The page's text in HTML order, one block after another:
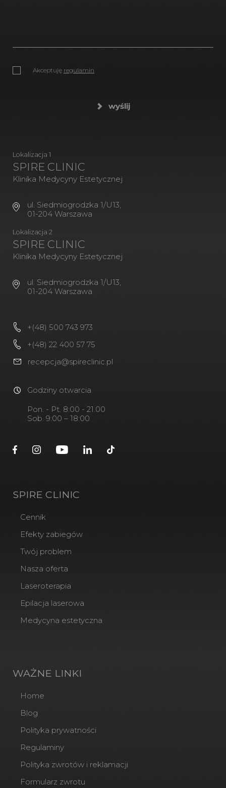
Lokalizacja 1
SPIRE CLINIC
Klinika Medycyny Estetycznej
ul. Siedmiogrodzka 1/U13,
01-204 Warszawa
Lokalizacja 2
SPIRE CLINIC
Klinika Medycyny Estetycznej
ul. Siedmiogrodzka 1/U13,
01-204 Warszawa
+(48) 500 743 973
+(48) 22 400 57 75
recepcja@spireclinic.pl
Godziny otwarcia
Pon. - Pt. 8:00 - 21.00
Sob. 9:00 – 18:00
Akceptuję regulamin
wyślij
SPIRE CLINIC
Cennik
Efekty zabiegów
Twój problem
Nasza oferta
Laseroterapia
Epilacja laserowa
Medycyna estetyczna
WAŻNE LINKI
Home
Blog
Polityka prywatności
Regulaminy
Polityka zwrotów i reklamacji
Formularz zwrotu